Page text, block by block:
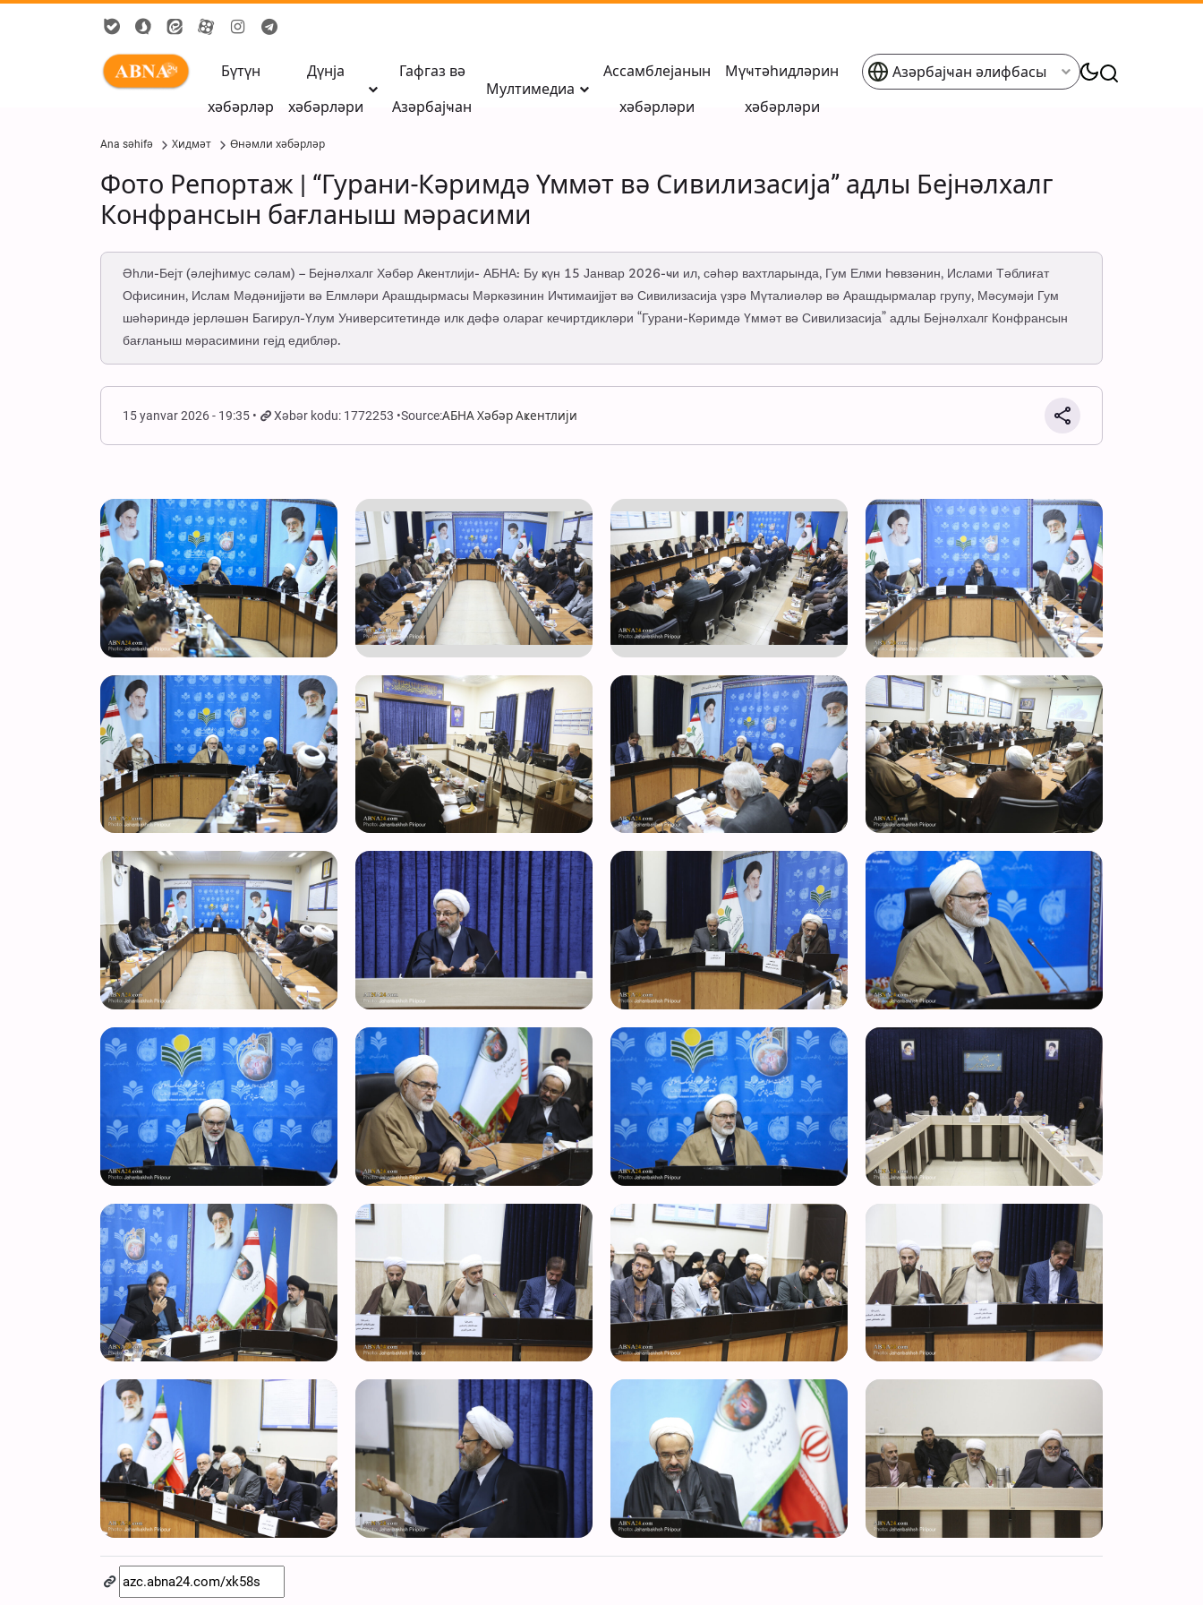
Бүтүн
хәбәрләр
Дүнја
хәбәрләри
Гафгаз вә
Азәрбајҹан
Мултимедиа
Ассамблејанын
хәбәрләри
Мүҹтәһидләрин
хәбәрләри
Азәрбајҹан әлифбасы
Ana səhifə Хидмәт Өнәмли хәбәрләр
Фото Репортаж | “Гурани-Кәримдә Үммәт вә Сивилизасија” адлы Бејнәлхалг
Конфрансын бағланыш мәрасими
Әһли-Бејт (әлејһимус сәлам) – Бејнәлхалг Хәбәр Аҝентлији- АБНА: Бу ҝүн 15 Јанвар 2026-ҹи ил, сәһәр вахтларында, Гум Елми Һөвзәнин, Ислами Тәблиғат
Офисинин, Ислам Мәдәнијјәти вә Елмләри Арашдырмасы Мәркәзинин Иҹтимаијјәт вә Сивилизасија үзрә Мүталиәләр вә Арашдырмалар групу, Мәсумәји Гум
шәһәриндә јерләшән Багирул-Үлум Университетиндә илк дәфә олараг кечиртдикләри “Гурани-Кәримдә Үммәт вә Сивилизасија” адлы Бејнәлхалг Конфрансын
бағланыш мәрасимини гејд едибләр.
15 yanvar 2026 - 19:35 Xəbər kodu: 1772253 Source:АБНА Хәбәр Аҝентлији